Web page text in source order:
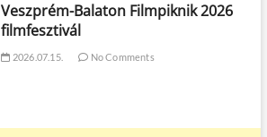
Veszprém-Balaton Filmpiknik 2026
filmfesztivál
2026.07.15. No Comments